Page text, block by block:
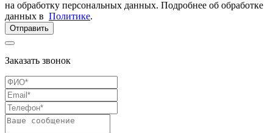
на обработку персональных данных. Подробнее об обработке
данных в Политике.
Отправить
Заказать звонок